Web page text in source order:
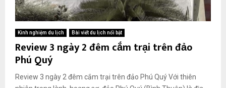
Kinh nghiệm du lịch Bài viết du lịch nổi bật
Review 3 ngày 2 đêm cắm trại trên đảo
Phú Quý
Review 3 ngày 2 đêm cắm trại trên đảo Phú Quý Với thiên